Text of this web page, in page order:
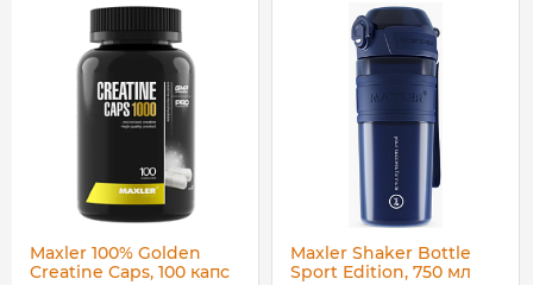
Maxler 100% Golden
Creatine Caps, 100 капс
Maxler Shaker Bottle
Sport Edition, 750 мл